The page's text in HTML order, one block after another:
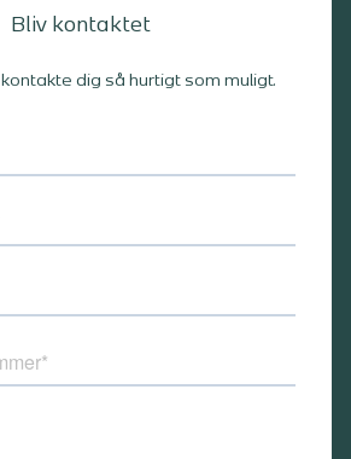
Bliv kontaktet
kontakte dig så hurtigt som muligt.